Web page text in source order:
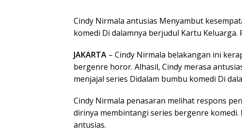
Cindy Nirmala antusias Menyambut
komedi Di dalamnya berjudul Kartu
JAKARTA – Cindy Nirmala belakangan ini
bergenre horor. Alhasil, Cindy merasa
menjajal series Didalam bumbu komedi Di
Cindy Nirmala penasaran melihat respons
dirinya membintangi series bergenre
antusias.